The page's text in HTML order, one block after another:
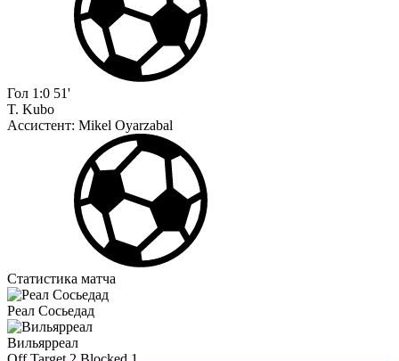
Гол 1:0 51'
T. Kubo
Ассистент: Mikel Oyarzabal
Статистика матча
Реал Сосьедад
Вильярреал